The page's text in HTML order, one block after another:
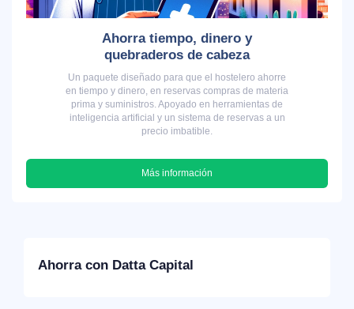
Ahorra tiempo, dinero y
quebraderos de cabeza
Un paquete diseñado para que el hostelero ahorre
en tiempo y dinero, en reservas compras de materia
prima y suministros. Apoyado en herramientas de
inteligencia artificial y un sistema de reservas a un
precio imbatible.
Más información
Ahorra con Datta Capital